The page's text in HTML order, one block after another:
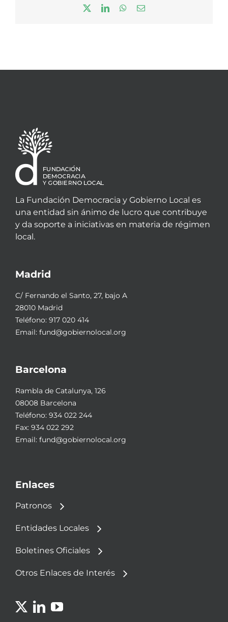
LinkedInWhatsApp
Correo
La Fundación Democracia y Gobierno Local es
una entidad sin ánimo de lucro que contribuye
y da soporte a iniciativas en materia de régimen
local.
Madrid
C/ Fernando el Santo, 27, bajo A
28010 Madrid
Teléfono: 917 020 414
Email: fund@gobiernolocal.org
Barcelona
Rambla de Catalunya, 126
08008 Barcelona
Teléfono: 934 022 244
Fax: 934 022 292
Email: fund@gobiernolocal.org
Enlaces
Patronos
Entidades Locales
Boletines Oficiales
Otros Enlaces de Interés